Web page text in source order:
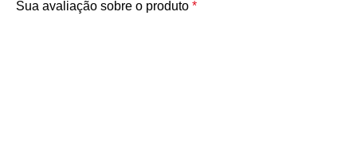
Sua avaliação sobre o produto *